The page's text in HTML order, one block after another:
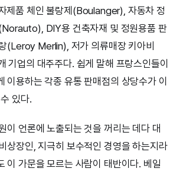
제품 체인 불랑제(Boulanger), 자동차 정
DIY용 건축자재 및 정원용품 판
(Leroy Merlin), 저가 의류매장 키아비
기업의 대주주다. 쉽게 말해 프랑스인들이
이용하는 각종 유통 판매점의 상당수가 이
있다.
이 언론에 노출되는 것을 꺼리는 데다 대
상장인, 지극히 보수적인 경영을 하는지라
이 가문을 모르는 사람이 태반이다. 베일